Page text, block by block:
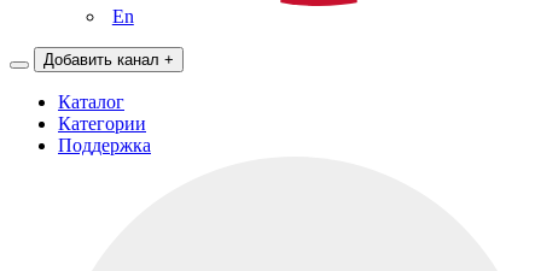
En
Добавить канал +
Каталог
Категории
Поддержка